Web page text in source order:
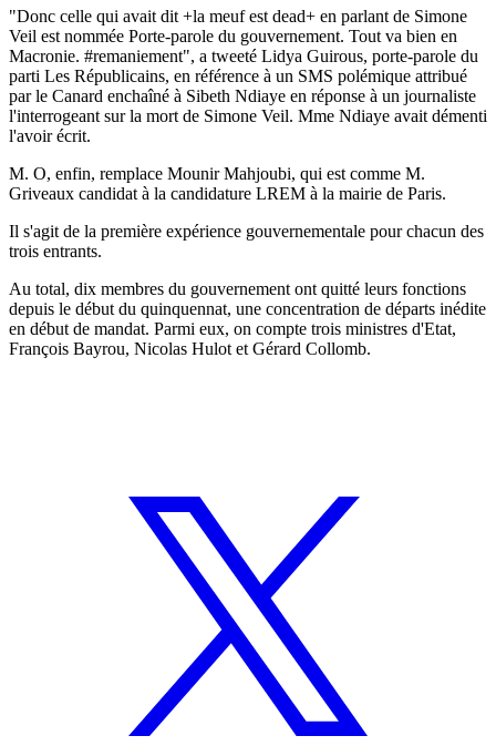
"Donc celle qui avait dit +la meuf est dead+ en parlant de Simone
Veil est nommée Porte-parole du gouvernement. Tout va bien en
Macronie. #remaniement", a tweeté Lidya Guirous, porte-parole du
parti Les Républicains, en référence à un SMS polémique attribué
par le Canard enchaîné à Sibeth Ndiaye en réponse à un journaliste
l'interrogeant sur la mort de Simone Veil. Mme Ndiaye avait démenti
l'avoir écrit.
M. O, enfin, remplace Mounir Mahjoubi, qui est comme M.
Griveaux candidat à la candidature LREM à la mairie de Paris.
Il s'agit de la première expérience gouvernementale pour chacun des
trois entrants.
Au total, dix membres du gouvernement ont quitté leurs fonctions
depuis le début du quinquennat, une concentration de départs inédite
en début de mandat. Parmi eux, on compte trois ministres d'Etat,
François Bayrou, Nicolas Hulot et Gérard Collomb.